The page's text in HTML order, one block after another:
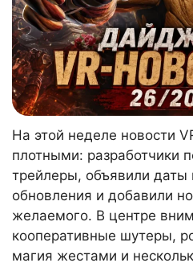
На этой неделе новости
плотными: разработчики
трейлеры, объявили даты
обновления и добавили
желаемого. В центре
кооперативные шутеры,
магия жестами и